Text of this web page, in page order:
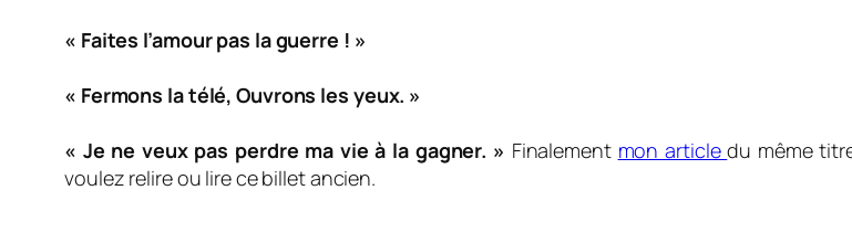
« Faites l’amour pas la guerre ! »
« Fermons la télé, Ouvrons les yeux. »
« Je ne veux pas perdre ma vie à la gagner. » Finalement mon articledu même
voulez relire ou lire ce billet ancien.